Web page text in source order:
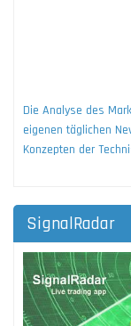
Die Analyse des
eigenen täglichen
Konzepten der
SignalRadar